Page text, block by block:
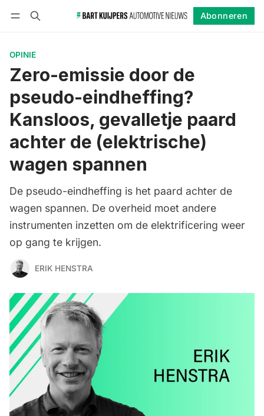
Abonneren
OPINIE
Zero-emissie door de
pseudo-eindheffing?
Kansloos, gevalletje paard
achter de (elektrische)
wagen spannen
De pseudo-eindheffing is het paard achter de
wagen spannen. De overheid moet andere
instrumenten inzetten om de elektrificering weer
op gang te krijgen.
ERIK HENSTRA